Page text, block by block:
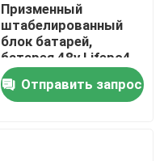
Призменный
штабелированный
блок батарей,
батарея 48v Lifepo4
для домашней
пользы
Отправить запрос